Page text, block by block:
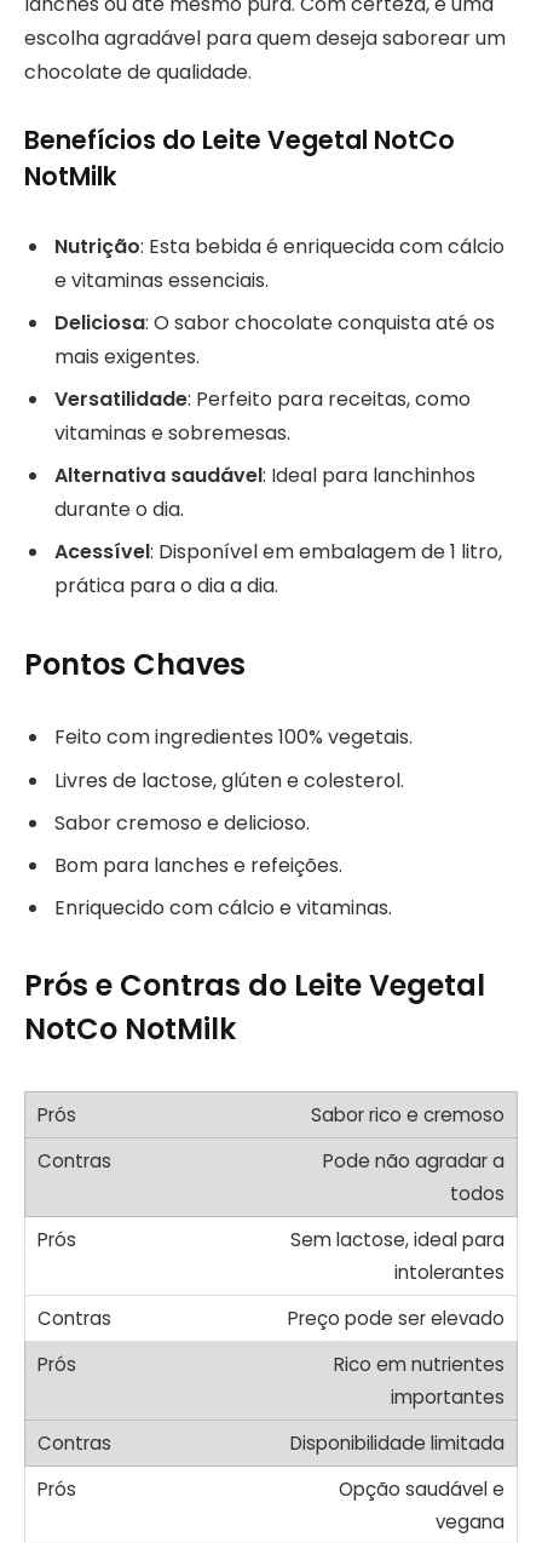
escolha agradável para quem deseja saborear um
chocolate de qualidade.
Benefícios do Leite Vegetal NotCo
NotMilk
Nutrição: Esta bebida é enriquecida com cálcio
e vitaminas essenciais.
Deliciosa: O sabor chocolate conquista até os
mais exigentes.
Versatilidade: Perfeito para receitas, como
vitaminas e sobremesas.
Alternativa saudável: Ideal para lanchinhos
durante o dia.
Acessível: Disponível em embalagem de 1 litro,
prática para o dia a dia.
Pontos Chaves
Feito com ingredientes 100% vegetais.
Livres de lactose, glúten e colesterol.
Sabor cremoso e delicioso.
Bom para lanches e refeições.
Enriquecido com cálcio e vitaminas.
Prós e Contras do Leite Vegetal
NotCo NotMilk
Sabor rico e cremoso
Pode não agradar a
todos
Sem lactose, ideal para
intolerantes
Preço pode ser elevado
Rico em nutrientes
importantes
Disponibilidade limitada
Opção saudável e
vegana